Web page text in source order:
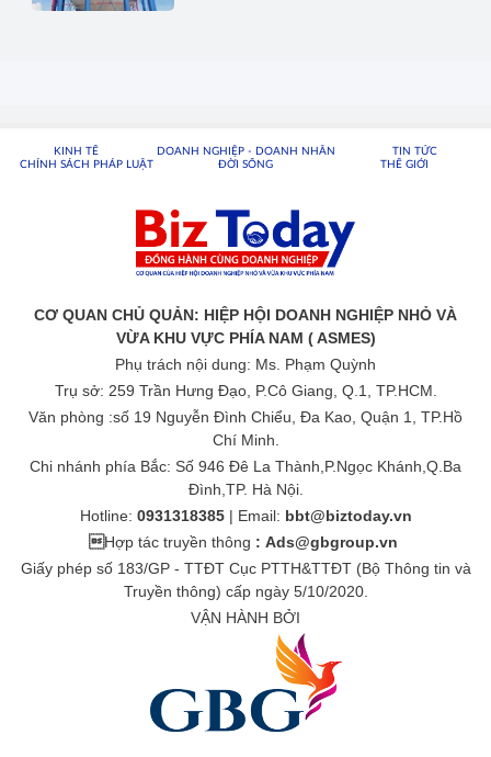
KINH TẾ DOANH NGHIỆP - DOANH NHÂN
TIN TỨC
CHÍNH SÁCH PHÁP LUẬT
ĐỜI SỐNG THẾ GIỚI
CƠ QUAN CHỦ QUẢN: HIỆP HỘI DOANH NGHIỆP NHỎ VÀ
VỪA KHU VỰC PHÍA NAM ( ASMES)
Phụ trách nội dung: Ms. Phạm Quỳnh
Trụ sở: 259 Trần Hưng Đạo, P.Cô Giang, Q.1, TP.HCM.
Văn phòng :số 19 Nguyễn Đình Chiểu, Đa Kao, Quận 1, TP.Hồ
Chí Minh.
Chi nhánh phía Bắc: Số 946 Đê La Thành,P.Ngọc Khánh,Q.Ba
Đình,TP. Hà Nội.
Hotline: 0931318385| Email: bbt@biztoday.vn
Hợp tác truyền thông : Ads@gbgroup.vn
Giấy phép số 183/GP - TTĐT Cục PTTH&TTĐT (Bộ Thông tin và
Truyền thông) cấp ngày 5/10/2020.
VẬN HÀNH BỞI